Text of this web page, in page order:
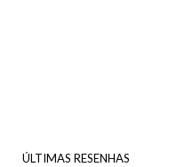
ÚLTIMAS RESENHAS